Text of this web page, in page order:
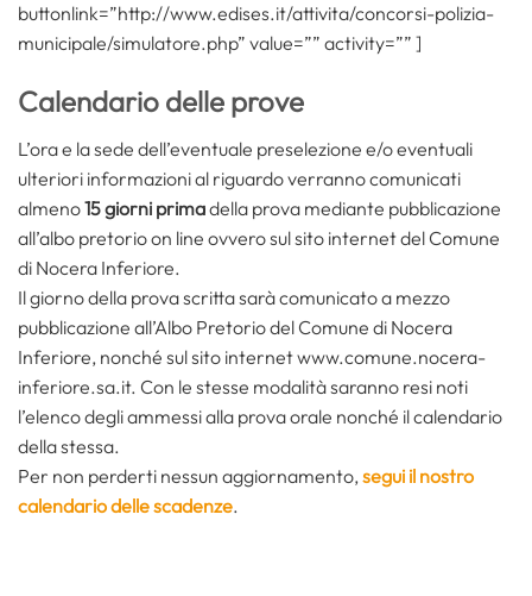
buttonlink=”http://www.edises.it/attivita/concorsi-polizia-
municipale/simulatore.php” value=”” activity=”” ]
Calendario delle prove
L’ora e la sede dell’eventuale preselezione e/o eventuali
ulteriori informazioni al riguardo verranno comunicati
almeno15 giorni primadella prova mediante pubblicazione
all’albo pretorio on line ovvero sul sito internet del Comune
di Nocera Inferiore.
Il giorno della prova scritta sarà comunicato a mezzo
pubblicazione all’Albo Pretorio del Comune di Nocera
Inferiore, nonché sul sito internet www.comune.nocera-
inferiore.sa.it. Con le stesse modalità saranno resi noti
l’elenco degli ammessi alla prova orale nonché il calendario
della stessa.
Per non perderti nessun aggiornamento,segui il nostro
calendario delle scadenze.